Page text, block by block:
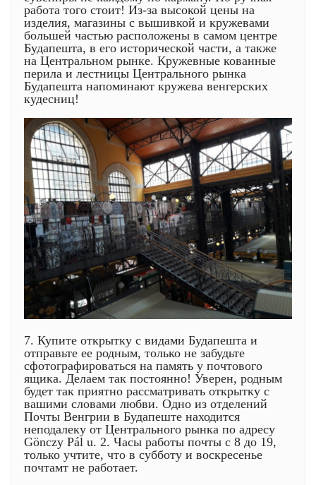
работа того стоит! Из-за высокой цены на
изделия, магазины с вышивкой и кружевами
большей частью расположены в самом центре
Будапешта, в его исторической части, а также
на Центральном рынке. Кружевные кованные
перила и лестницы Центрального рынка
Будапешта напоминают кружева венгерских
кудесниц!
7. Купите открытку с видами Будапешта и
отправьте ее родным, только не забудьте
сфотографироваться на память у почтового
ящика. Делаем так постоянно! Уверен, родным
будет так приятно рассматривать открытку с
вашими словами любви. Одно из отделений
Почты Венгрии в Будапеште находится
неподалеку от Центрального рынка по адресу
Gönczy Pál u. 2. Часы работы почты с 8 до 19,
только учтите, что в субботу и воскресенье
почтамт не работает.